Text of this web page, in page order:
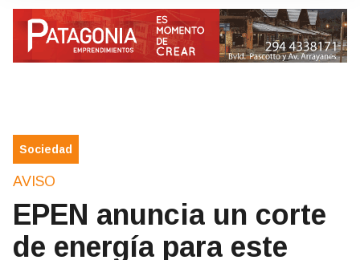
Sociedad
AVISO
EPEN anuncia un corte
de energía para este